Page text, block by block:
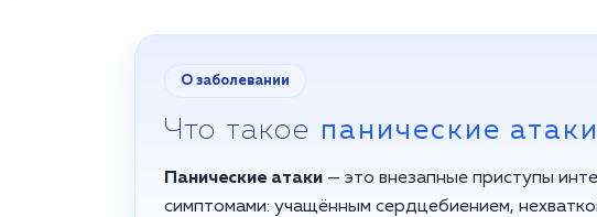
О заболевании
Что такое панические атаки
Панические атаки — это внезапные приступы
симптомами: учащённым сердцебиением,